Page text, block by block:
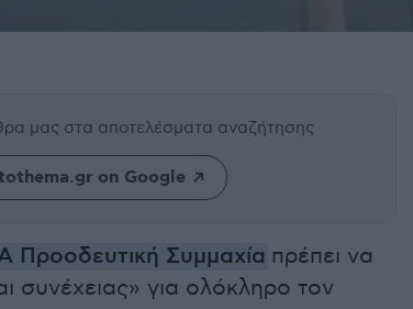
μας στα αποτελέσματα αναζήτησης
on Google
Προοδευτική Συμμαχία πρέπει να
συνέχειας» για ολόκληρο τον